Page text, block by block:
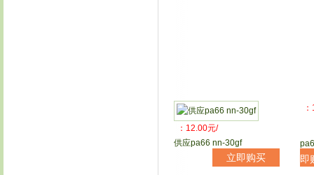
：12.00元/
供应pa66 nn-30gf
立即购买
即